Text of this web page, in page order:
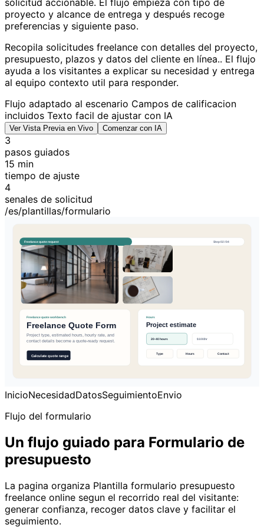
solicitud accionable. El flujo empieza con tipo de
proyecto y alcance de entrega y después recoge
preferencias y siguiente paso.
Recopila solicitudes freelance con detalles del proyecto,
presupuesto, plazos y datos del cliente en línea.. El flujo
ayuda a los visitantes a explicar su necesidad y entrega
al equipo contexto util para responder.
Flujo adaptado al escenario Campos de calificacion
incluidos Texto facil de ajustar con IA
Ver Vista Previa en Vivo Comenzar con IA
3
pasos guiados
15 min
tiempo de ajuste
4
senales de solicitud
/es/plantillas/formulario
InicioNecesidadDatosSeguimientoEnvio
Flujo del formulario
Un flujo guiado para Formulario de
presupuesto
La pagina organiza Plantilla formulario presupuesto
freelance online segun el recorrido real del visitante:
generar confianza, recoger datos clave y facilitar el
seguimiento.